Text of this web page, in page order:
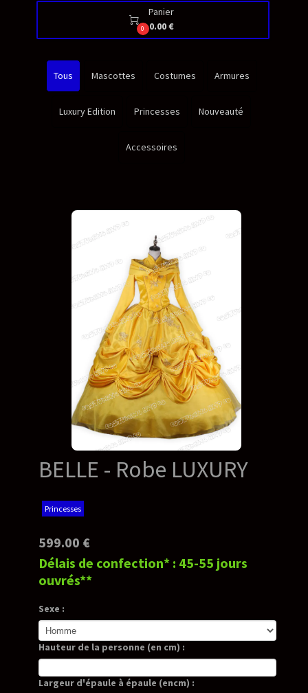

0
Panier
0.00 €
Tous Mascottes Costumes Armures
Luxury Edition Princesses Nouveauté
Accessoires
BELLE - Robe LUXURY
Princesses
599.00 €
Délais de confection* : 45-55 jours
ouvrés**
Sexe :
Hauteur de la personne (en cm) :
Largeur d'épaule à épaule (encm) :